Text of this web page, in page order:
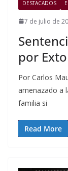
DESTACADOS
7 de julio de
por
Por Carlos
amenazado a
familia si
Read More